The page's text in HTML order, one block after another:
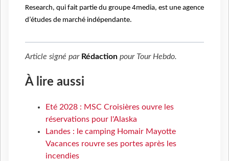
Research, qui fait partie du groupe 4media, est une agence
d’études de marché indépendante.
Article signé par Rédaction pour Tour Hebdo.
À lire aussi
Eté 2028 : MSC Croisières ouvre les
réservations pour l'Alaska
Landes : le camping Homair Mayotte
Vacances rouvre ses portes après les
incendies